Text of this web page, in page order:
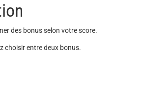
des bonus selon votre score.
choisir entre deux bonus.